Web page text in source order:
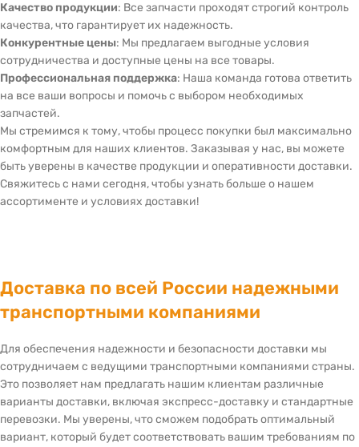
Качество продукции: Все запчасти проходят строгий контроль
качества, что гарантирует их надежность.
Конкурентные цены: Мы предлагаем выгодные условия
сотрудничества и доступные цены на все товары.
Профессиональная поддержка: Наша команда готова ответить
на все ваши вопросы и помочь с выбором необходимых
запчастей.
Мы стремимся к тому, чтобы процесс покупки был максимально
комфортным для наших клиентов. Заказывая у нас, вы можете
быть уверены в качестве продукции и оперативности доставки.
Свяжитесь с нами сегодня, чтобы узнать больше о нашем
ассортименте и условиях доставки!
Доставка по всей России надежными
транспортными компаниями
Для обеспечения надежности и безопасности доставки мы
сотрудничаем с ведущими транспортными компаниями страны.
Это позволяет нам предлагать нашим клиентам различные
варианты доставки, включая экспресс-доставку и стандартные
перевозки. Мы уверены, что сможем подобрать оптимальный
вариант, который будет соответствовать вашим требованиям по